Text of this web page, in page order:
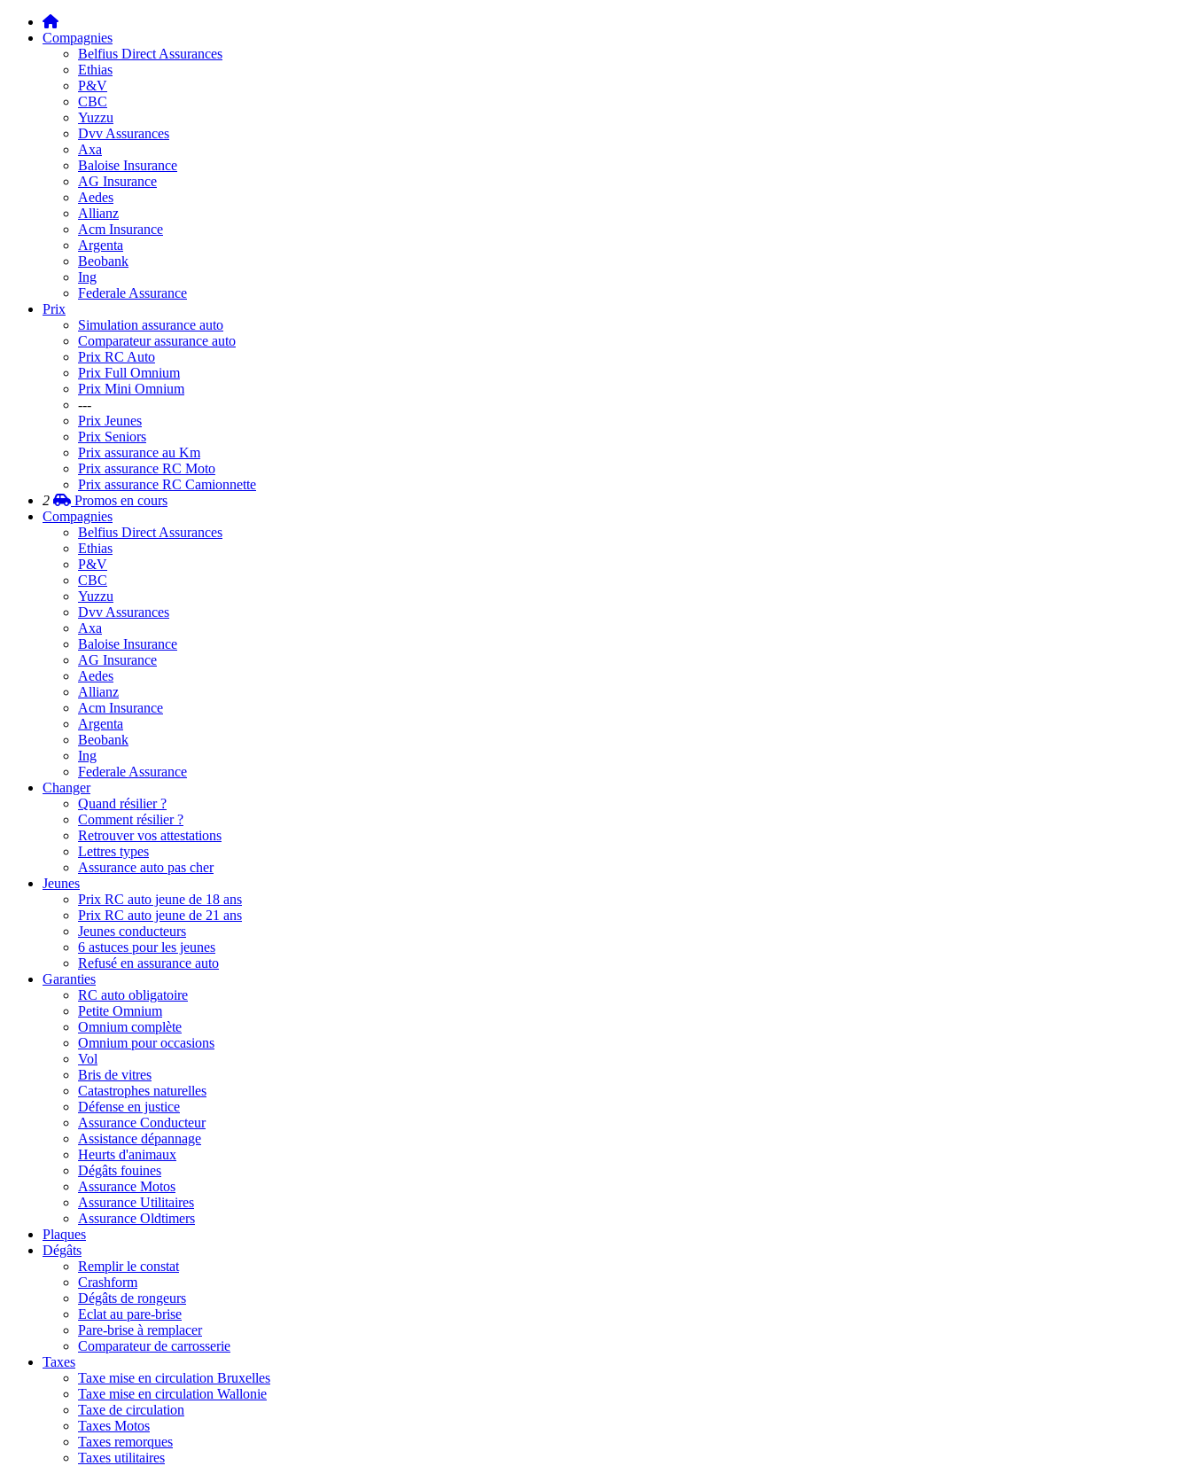
Compagnies
Belfius Direct Assurances
Ethias
P&V
CBC
Yuzzu
Dvv Assurances
Axa
Baloise Insurance
AG Insurance
Aedes
Allianz
Acm Insurance
Argenta
Beobank
Ing
Federale Assurance
Prix
Simulation assurance auto
Comparateur assurance auto
Prix RC Auto
Prix Full Omnium
Prix Mini Omnium
---
Prix Jeunes
Prix Seniors
Prix assurance au Km
Prix assurance RC Moto
Prix assurance RC Camionnette
2
Promos en cours
Compagnies
Belfius Direct Assurances
Ethias
P&V
CBC
Yuzzu
Dvv Assurances
Axa
Baloise Insurance
AG Insurance
Aedes
Allianz
Acm Insurance
Argenta
Beobank
Ing
Federale Assurance
Changer
Quand résilier ?
Comment résilier ?
Retrouver vos attestations
Lettres types
Assurance auto pas cher
Jeunes
Prix RC auto jeune de 18 ans
Prix RC auto jeune de 21 ans
Jeunes conducteurs
6 astuces pour les jeunes
Refusé en assurance auto
Garanties
RC auto obligatoire
Petite Omnium
Omnium complète
Omnium pour occasions
Vol
Bris de vitres
Catastrophes naturelles
Défense en justice
Assurance Conducteur
Assistance dépannage
Heurts d'animaux
Dégâts fouines
Assurance Motos
Assurance Utilitaires
Assurance Oldtimers
Plaques
Dégâts
Remplir le constat
Crashform
Dégâts de rongeurs
Eclat au pare-brise
Pare-brise à remplacer
Comparateur de carrosserie
Taxes
Taxe mise en circulation Bruxelles
Taxe mise en circulation Wallonie
Taxe de circulation
Taxes Motos
Taxes remorques
Taxes utilitaires